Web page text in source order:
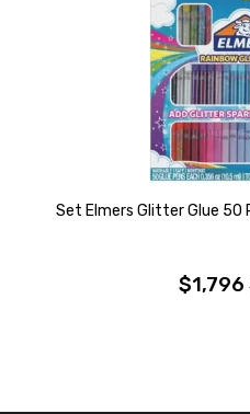
Set Elmers Glitter Glue 50
$1,796